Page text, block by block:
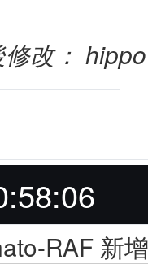
修改：
RAF 新增